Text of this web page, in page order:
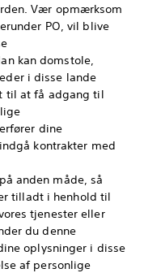
Vær opmærksom
PO, vil blive
kan domstole,
i disse lande
til at få adgang til
dine
kontrakter med
anden måde, så
tilladt i henhold til
tjenester eller
du denne
oplysninger i disse
af personlige